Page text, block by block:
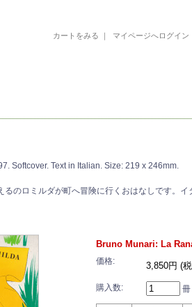
カートをみる ｜ マイページへログイン
Softcover. Text in Italian. Size: 219 x 246mm.
のロミルダが町へ冒険に行くおはなしです。イ
Bruno Munari: La
価格: 3,850円 (
購入数: 冊